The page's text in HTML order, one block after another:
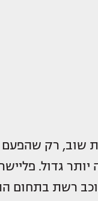
שוב, רק שהפעם
גדול.
רשת בתחום